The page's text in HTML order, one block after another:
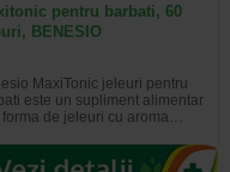
pentru barbati, 60
BENESIO
MaxiTonic jeleuri pentru
este un supliment alimentar
forma de jeleuri cu aroma…